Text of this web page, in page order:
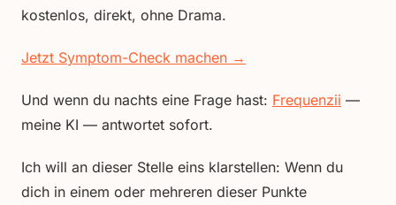
kostenlos, direkt, ohne Drama.
Jetzt Symptom-Check machen →
Und wenn du nachts eine Frage hast: Frequenzii —
meine KI — antwortet sofort.
Ich will an dieser Stelle eins klarstellen: Wenn du
dich in einem oder mehreren dieser Punkte